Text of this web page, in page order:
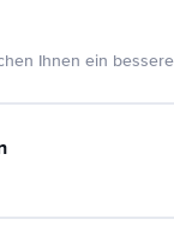
Ihnen ein